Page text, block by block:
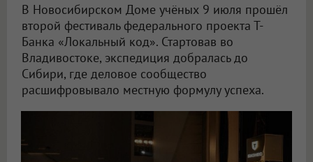
В Новосибирском Доме учёных 9 июля прошёл
второй фестиваль федерального проекта Т-
Банка «Локальный код». Стартовав во
Владивостоке, экспедиция добралась до
Сибири, где деловое сообщество
расшифровывало местную формулу успеха.